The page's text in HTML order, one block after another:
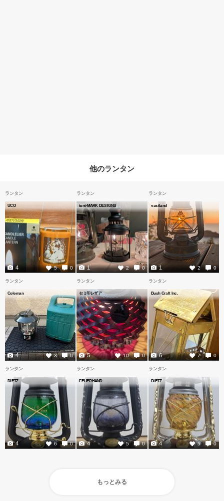
他のランタン
ランタン
UCO
5 0
4
ランタン
tent-MARK DESIGNS
2 0
1
ランタン
vastland
2 0
1
ランタン
Coleman
3 0
4
ランタン
セミ印レザア
10 0
5
ランタン
Bush Craft Inc.
7 0
6
ランタン
DIETZ
6 0
4
ランタン
FEUERHAND
5 0
4
ランタン
DIETZ
5 0
4
もっとみる